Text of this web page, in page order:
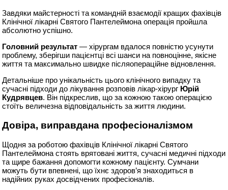
Завдяки майстерності та командній взаємодії кращих фахівців
Клінічної лікарні Святого Пантелеймона операція пройшла
абсолютно успішно.
Головний результат — хірургам вдалося повністю усунути
проблему, зберігши пацієнтці всі шанси на повноцінне, якісне
життя та максимально швидке післяопераційне відновлення.
Детальніше про унікальність цього клінічного випадку та
сучасні підходи до лікування розповів лікар-хірург Юрій
Кудрявцев. Він підкреслив, що за кожною такою операцією
стоїть величезна відповідальність за життя людини.
Довіра, виправдана професіоналізмом
Щодня за роботою фахівців Клінічної лікарні Святого
Пантелеймона стоять врятовані життя, сучасні медичні підходи
та щире бажання допомогти кожному пацієнту. Сумчани
можуть бути впевнені, що їхнє здоров’я знаходиться в
надійних руках досвідчених професіоналів.